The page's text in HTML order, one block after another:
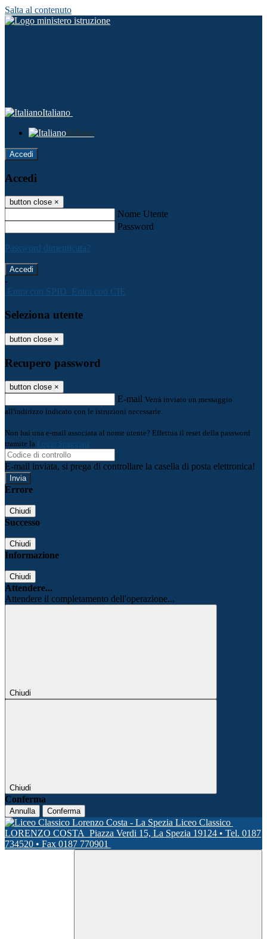
Salta al contenuto
Italiano
Italiano
Accedi
Accedi
button close ×
Nome Utente
Password
Password dimenticata?
-
Entra con SPID Entra con CIE
Seleziona utente
button close ×
Recupero password
button close ×
E-mail Verrà inviato un messaggio
all'indirizzo indicato con le istruzioni necessarie.
Non hai una e-mail associata al nome utente? Effettua il reset della password
tramite la Login Spaggiari
E-mail inviata, si prega di controllare la casella di posta elettronica!
Errore
Chiudi
Successo
Chiudi
Informazione
Chiudi
Attendere...
Attendere il completamento dell'operazione...
Chiudi
Chiudi
Conferma
Annulla Conferma
Liceo Classico
LORENZO COSTA Piazza Verdi 15, La Spezia 19124 • Tel. 0187
734520 • Fax 0187 770901